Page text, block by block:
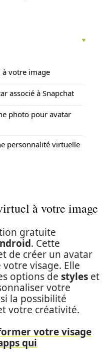
votre image
associé à Snapchat
photo pour avatar
personnalité virtuelle
à votre image
gratuite
. Cette
de créer un avatar
votre visage. Elle
options de styles et
votre
la possibilité
votre créativité.
votre visage
qui